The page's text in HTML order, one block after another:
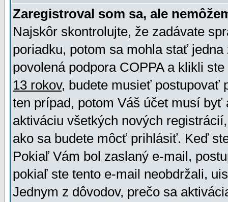
Zaregistroval som sa, ale
Najskôr skontrolujte, že zadávate
poriadku, potom sa mohla stať
povolená podpora COPPA a klikli
13 rokov, budete musieť postupovať
ten prípad, potom Váš účet musí
aktiváciu všetkých nových
ako sa budete môcť prihlásiť. Keď
Pokiaľ Vám bol zaslaný e-mail,
pokiaľ ste tento e-mail neobdržali,
Jednym z dôvodov, prečo sa